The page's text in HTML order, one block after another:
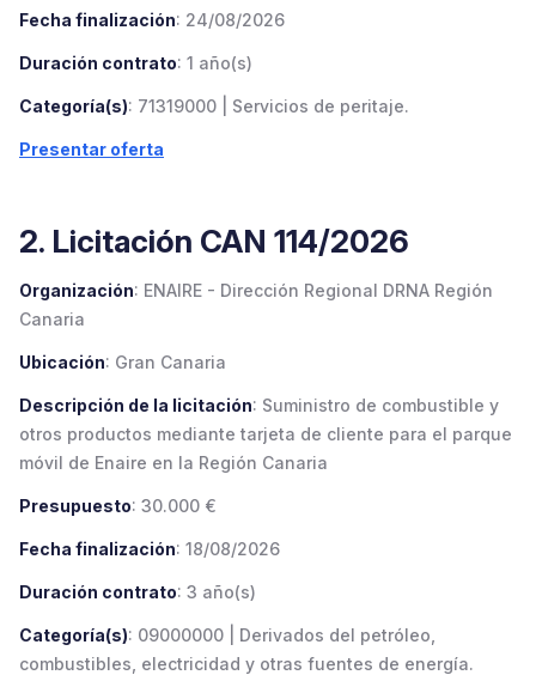
Fecha finalización: 24/08/2026
Duración contrato: 1 año(s)
Categoría(s): 71319000 | Servicios de peritaje.
Presentar oferta
2. Licitación CAN 114/2026
Organización: ENAIRE - Dirección Regional DRNA Región
Canaria
Ubicación: Gran Canaria
Descripción de la licitación: Suministro de combustible y
otros productos mediante tarjeta de cliente para el parque
móvil de Enaire en la Región Canaria
Presupuesto: 30.000 €
Fecha finalización: 18/08/2026
Duración contrato: 3 año(s)
Categoría(s): 09000000 | Derivados del petróleo,
combustibles, electricidad y otras fuentes de energía.